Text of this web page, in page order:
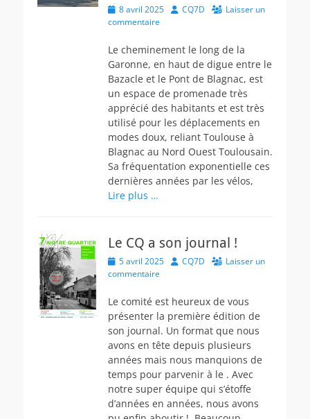
Posted
on
8 avril 2025 Author
CQ7D
Laisser un
commentaire
Le cheminement le long de la
Garonne, en haut de digue entre le
Bazacle et le Pont de Blagnac, est
un espace de promenade très
apprécié des habitants et est très
utilisé pour les déplacements en
modes doux, reliant Toulouse à
Blagnac au Nord Ouest Toulousain.
Sa fréquentation exponentielle ces
dernières années par les vélos,
Lire plus …
Le CQ a son journal !
Posted
on
5 avril 2025 Author
CQ7D
Laisser un
commentaire
Le comité est heureux de vous
présenter la première édition de
son journal. Un format que nous
avons en tête depuis plusieurs
années mais nous manquions de
temps pour parvenir à le . Avec
notre super équipe qui s’étoffe
d’années en années, nous avons